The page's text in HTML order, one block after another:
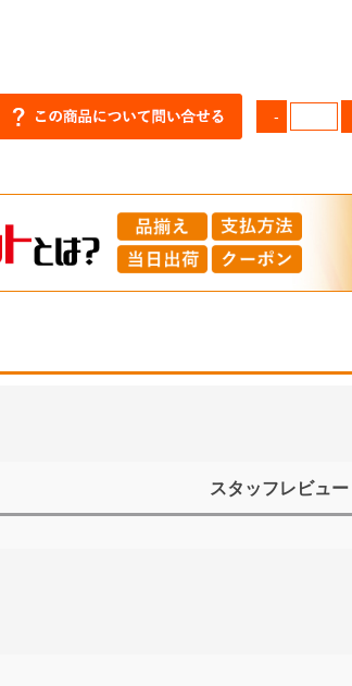
スタッフレビュー